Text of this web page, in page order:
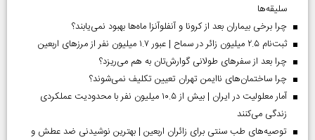
سلیقه‌ها
چرا برخی بیماران بعد از کرونا و آنفلوآنزا ماه‌ها بهبود نمی‌یابند؟
ثبت‌نام ۲.۵ میلیون زائر در سماح | عبور ۱.۷ میلیون نفر از مرز‌های اربعین
چرا بعد از سفرهای طولانی گوارش‌تان به هم می‌ریزد؟
چرا ساختمان‌های ناایمن تهران تعیین تکلیف نمی‌شوند؟
آمار معلولیت در ایران | بیش از ۱۰.۵ میلیون نفر با محدودیت عملکردی
زندگی می‌کنند
توصیه‌های طب سنتی برای زائران اربعین | بهترین نوشیدنی ضد عطش و